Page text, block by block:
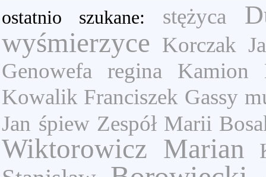
ostatnio szukane: stężyca
wyśmierzyce Korczak
Genowefa
regina Kamion
Kowalik Franciszek Gassy
Jan śpiew Zespół Marii
Wiktorowicz Marian